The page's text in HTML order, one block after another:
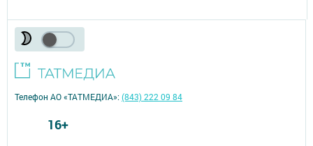
Телефон АО «ТАТМЕДИА»:(843) 222 09 84
16+